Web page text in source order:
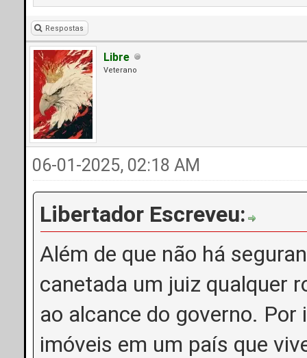
Respostas
Libre
Veterano
06-01-2025, 02:18 AM
Libertador Escreveu:
Além de que não há
canetada um juiz qualquer
ao alcance do governo.
imóveis em um país que